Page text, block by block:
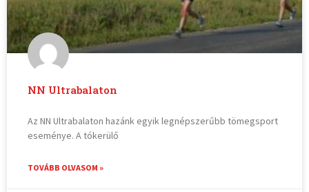
NN Ultrabalaton
Az NN Ultrabalaton hazánk egyik legnépszerűbb tömegsport
eseménye. A tókerülő
TOVÁBB OLVASOM »